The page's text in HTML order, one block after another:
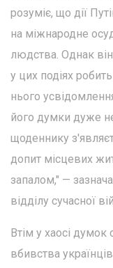
розуміє, що дії
на міжнародне
людства. Однак
у цих подіях
нього
його думки дуже
щоденнику
допит місцевих
запалом," —
відділу сучасної
Втім у хаосі думок
вбивства